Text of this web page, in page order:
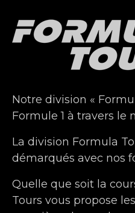
Notre division «
Formule 1 à travers le
La division Formula
démarqués avec nos
Quelle que soit la
Tours vous propose